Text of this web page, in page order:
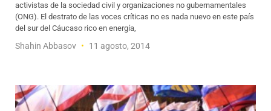
activistas de la sociedad civil y organizaciones no gubernamentales
(ONG). El destrato de las voces críticas no es nada nuevo en este país
del sur del Cáucaso rico en energía,
Shahin Abbasov 11 agosto, 2014